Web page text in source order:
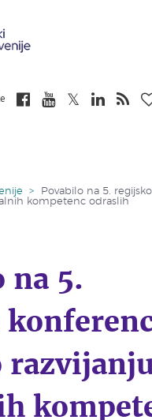
>
Povabilo na 5.
kompetenc odraslih
na 5.